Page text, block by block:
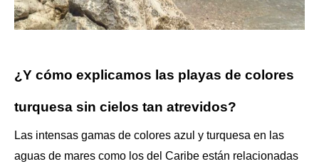
¿Y cómo explicamos las playas de colores
turquesa sin cielos tan atrevidos?
Las intensas gamas de colores azul y turquesa en las
aguas de mares como los del Caribe están relacionadas